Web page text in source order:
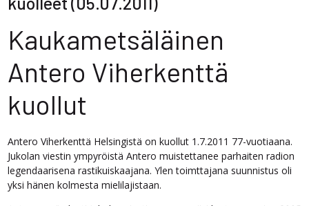
Kaukametsäläinen
Antero Viherkenttä
kuollut
Antero Viherkenttä Helsingistä on kuollut 1.7.2011 77-vuotiaana.
Jukolan viestin ympyröistä Antero muistettanee parhaiten radion
legendaarisena rastikuiskaajana. Ylen toimttajana suunnistus oli
yksi hänen kolmesta mielilajistaan.